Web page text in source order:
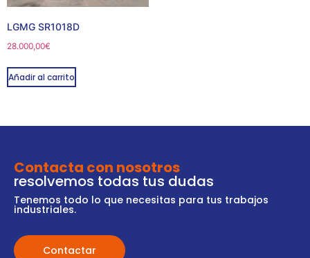
LGMG SR1018D
28.000,00€
Añadir al carrito
Contacta con nosotros
resolvemos todas tus dudas
Tenemos todo lo que necesitas para tus trabajos
industriales.
Contactar